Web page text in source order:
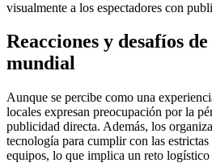
visualmente a los espectadores con
Reacciones y desafíos
mundial
Aunque se percibe como una
locales expresan preocupación por la
publicidad directa. Además, los
tecnología para cumplir con las
equipos, lo que implica un reto